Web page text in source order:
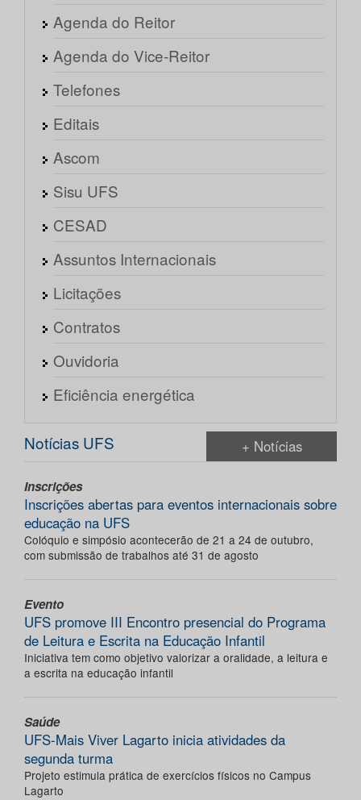
Agenda do Reitor
Agenda do Vice-Reitor
Telefones
Editais
Ascom
Sisu UFS
CESAD
Assuntos Internacionais
Licitações
Contratos
Ouvidoria
Eficiência energética
Notícias UFS + Notícias
Inscrições
Inscrições abertas para eventos internacionais sobre
educação na UFS
Colóquio e simpósio acontecerão de 21 a 24 de outubro,
com submissão de trabalhos até 31 de agosto
Evento
UFS promove III Encontro presencial do Programa
de Leitura e Escrita na Educação Infantil
Iniciativa tem como objetivo valorizar a oralidade, a leitura e
a escrita na educação infantil
Saúde
UFS-Mais Viver Lagarto inicia atividades da
segunda turma
Projeto estimula prática de exercícios físicos no Campus
Lagarto